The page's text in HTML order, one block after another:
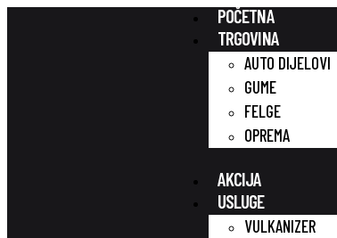
POČETNA
TRGOVINA
AUTO DIJELOVI
GUME
FELGE
OPREMA
AKCIJA
USLUGE
VULKANIZER